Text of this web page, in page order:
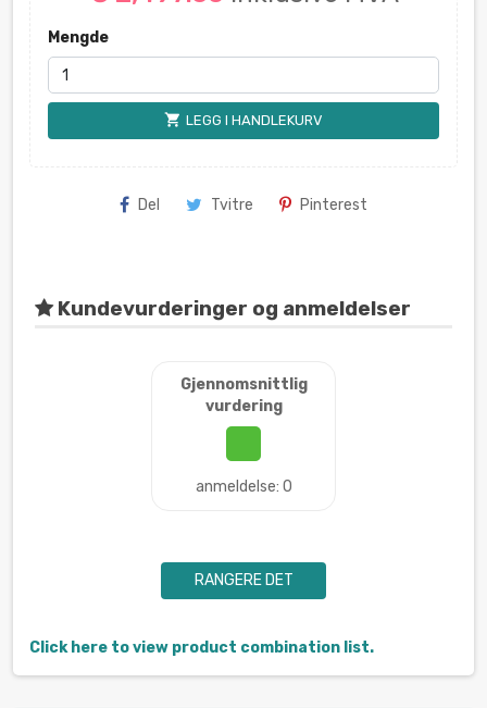
Mengde
shopping_cart LEGG I HANDLEKURV
Del Tvitre Pinterest
Kundevurderinger og anmeldelser
Gjennomsnittlig
vurdering
anmeldelse: 0
RANGERE DET
Click here to view product combination list.